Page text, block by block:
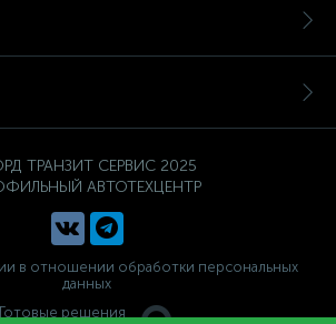
ТРАНЗИТ СЕРВИС 2025
АВТОТЕХЦЕНТР
в отношении обработки персональных
данных
Готовые решения